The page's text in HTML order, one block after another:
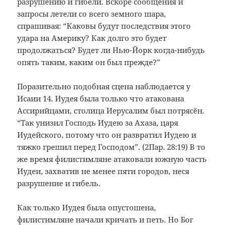
запросы летели со всего земного шара,
спрашивая: “Каковы будут последствия этого
удара на Америку? Как долго это будет
продолжаться? Будет ли Нью-Йорк когда-нибудь
опять таким, каким он был прежде?”
Поразительно подобная сцена наблюдается у
Исаии 14. Иудея была только что атакована
Ассирийцами, столица Иерусалим был потрясён.
“Так унизил Господь Иудею за Ахаза, царя
Иудейского, потому что он развратил Иудею и
тяжко грешил перед Господом”. (2Пар. 28:19) В то
же время филистимляне атаковали южную часть
Иудеи, захватив не менее пяти городов, неся
разрушение и гибель.
Как только Иудея была опустошена,
филистимляне начали кричать и петь. Но Бог